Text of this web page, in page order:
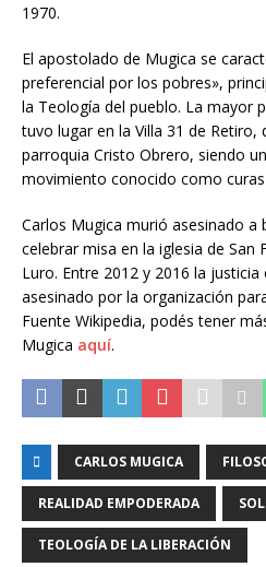
1970.
El apostolado de Mugica se
preferencial por los pobres»,
la Teología del pueblo. La mayor
tuvo lugar en la Villa 31 de Retiro,
parroquia Cristo Obrero, siendo
movimiento conocido como curas
Carlos Mugica murió asesinado a
celebrar misa en la iglesia de San
Luro. Entre 2012 y 2016 la
asesinado por la organización
Fuente Wikipedia, podés tener
Mugica aquí.
CARLOS MUGICA
REALIDAD EMPODERADA
TEOLOGÍA DE LA LIBERACIÓN